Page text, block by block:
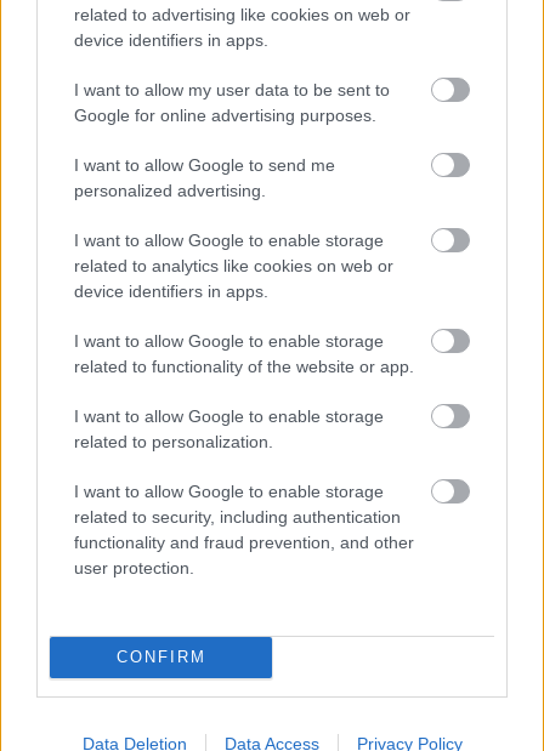
related to advertising like cookies on web or
device identifiers in apps.
I want to allow my user data to be sent to
Google for online advertising purposes.
I want to allow Google to send me
personalized advertising.
I want to allow Google to enable storage
related to analytics like cookies on web or
device identifiers in apps.
I want to allow Google to enable storage
related to functionality of the website or app.
I want to allow Google to enable storage
related to personalization.
I want to allow Google to enable storage
related to security, including authentication
functionality and fraud prevention, and other
user protection.
CONFIRM
Data Deletion Data Access Privacy Policy